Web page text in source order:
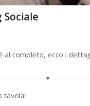
Sociale
al completo, ecco i
tavola!